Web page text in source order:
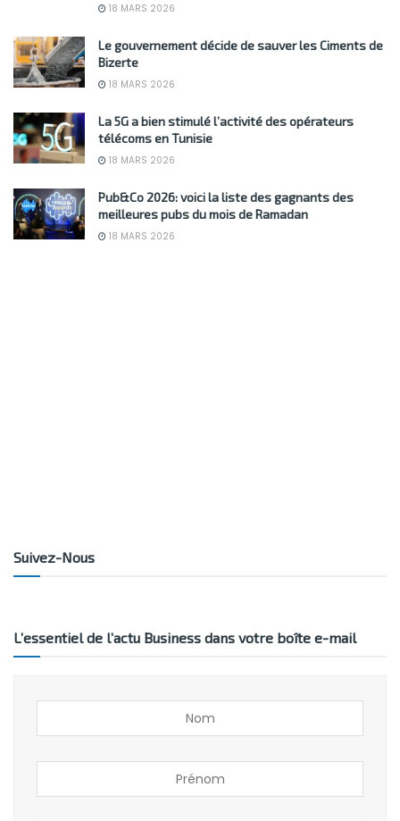
18 MARS 2026
Le gouvernement décide de sauver les Ciments de
Bizerte
18 MARS 2026
La 5G a bien stimulé l’activité des opérateurs
télécoms en Tunisie
18 MARS 2026
Pub&Co 2026: voici la liste des gagnants des
meilleures pubs du mois de Ramadan
18 MARS 2026
Suivez-Nous
L’essentiel de l’actu Business dans votre boîte e-mail